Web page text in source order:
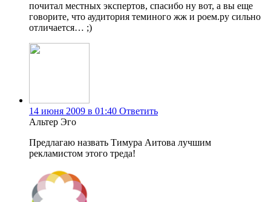
почитал местных экспертов, спасибо ну вот, а вы еще
говорите, что аудитория теминого жж и роем.ру сильно
отличается… ;)
14 июня 2009 в 01:40 Ответить
Альтер Эго
Предлагаю назвать Тимура Аитова лучшим
рекламистом этого треда!